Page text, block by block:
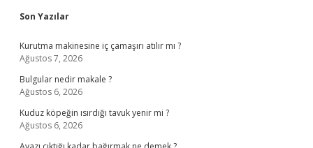
Sidebar
Son Yazılar
Kurutma makinesine iç çamaşırı atılır mı ?
Ağustos 7, 2026
Bulgular nedir makale ?
Ağustos 6, 2026
Kuduz köpeğin ısırdığı tavuk yenir mi ?
Ağustos 6, 2026